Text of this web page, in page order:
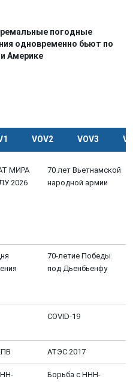
погодные
одновременно бьют по
Америке
VOV2 VOV3
МИРА
2026
70 лет Вьетнамской
народной армии
70-летие Победы
под Дьенбьенфу
COVID-19
АТЭС 2017
Борьба с ННН-